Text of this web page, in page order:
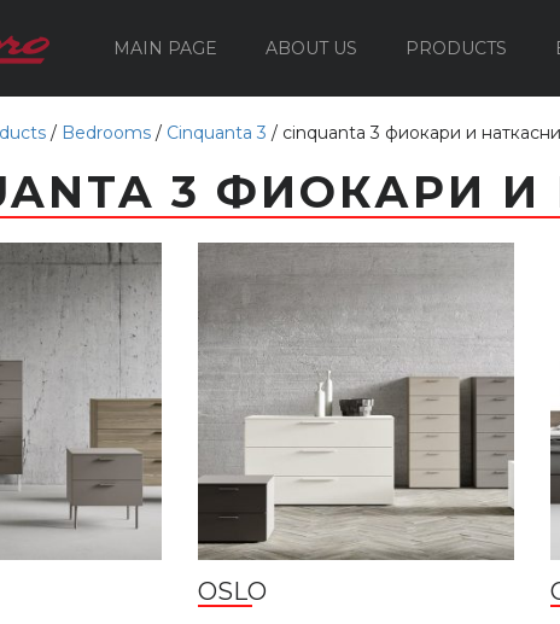
MAIN PAGE ABOUT US PRODUCTS
/ Bedrooms / Cinquanta 3 / cinquanta 3 фиокари и наткасни
3 ФИОКАРИ
OSLO